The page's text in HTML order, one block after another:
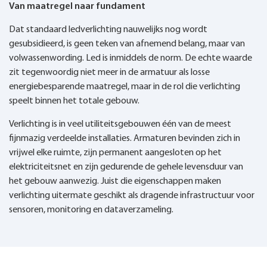
Van maatregel naar fundament
Dat standaard ledverlichting nauwelijks nog wordt
gesubsidieerd, is geen teken van afnemend belang, maar van
volwassenwording. Led is inmiddels de norm. De echte waarde
zit tegenwoordig niet meer in de armatuur als losse
energiebesparende maatregel, maar in de rol die verlichting
speelt binnen het totale gebouw.
Verlichting is in veel utiliteitsgebouwen één van de meest
fijnmazig verdeelde installaties. Armaturen bevinden zich in
vrijwel elke ruimte, zijn permanent aangesloten op het
elektriciteitsnet en zijn gedurende de gehele levensduur van
het gebouw aanwezig. Juist die eigenschappen maken
verlichting uitermate geschikt als dragende infrastructuur voor
sensoren, monitoring en dataverzameling.